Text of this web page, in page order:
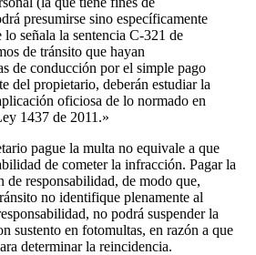
presumirse sino específicamente
lo señala la sentencia C-321 de
de tránsito que hayan
de conducción por el simple pago
del propietario, deberán estudiar la
oficiosa de lo normado en
1437 de 2011.»
pague la multa no equivale a que
de cometer la infracción. Pagar la
de responsabilidad, de modo que,
no identifique plenamente al
no podrá suspender la
sustento en fotomultas, en razón a que
determinar la reincidencia.